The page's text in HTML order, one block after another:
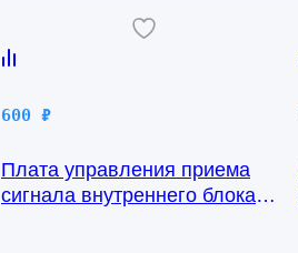
600 ₽
Плата управления приема
сигнала внутреннего блока